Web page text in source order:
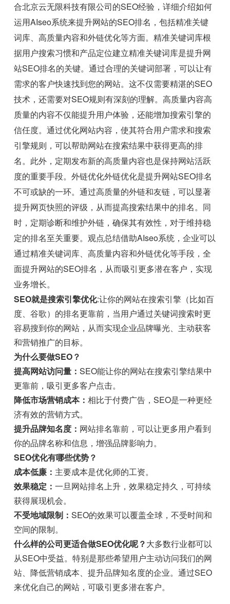
合北京云无限科技有限公司的SEO经验，详细介绍如何
运用AIseo系统来提升网站的SEO排名，包括精准关键
词库、高质量内容和外链优化等方面。精准关键词库根
据用户搜索习惯和产品定位建立精准关键词库是提升网
站SEO排名的关键。通过合理的关键词部署，可以让有
需求的客户快速找到您的网站。这不仅需要精湛的SEO
技术，还需要对SEO规则有深刻的理解。高质量内容高
质量的内容不仅能提升用户体验，还能增加搜索引擎的
信任度。通过优化网站内容，使其符合用户需求和搜索
引擎规则，可以帮助网站在搜索结果中获得更高的排
名。此外，定期发布新的高质量内容也是保持网站活跃
度的重要手段。外链优化外链优化是提升网站SEO排名
不可或缺的一环。通过高质量的外链和友链，可以显著
提升网页快照的评级，从而提高搜索结果中的排名。同
时，定期诊断和维护外链，确保其有效性，对于维持稳
定的排名至关重要。观点总结借助AIseo系统，企业可以
通过精准关键词库、高质量内容和外链优化等手段，全
面提升网站的SEO排名，从而吸引更多潜在客户，实现
业务增长。
SEO就是搜索引擎优化:让你的网站在搜索引擎（比如百
度、谷歌）的排名更靠前，当用户通过关键词搜索时更
容易搜到你的网站，从而实现企业品牌曝光、主动获客
和营销推广的目标。
为什么要做SEO？
提高网站访问量：SEO能让你的网站在搜索引擎结果中
更靠前，吸引更多客户点击。
降低市场营销成本：相比于付费广告，SEO是一种更经
济有效的营销方式。
提升品牌知名度： 网站排名靠前，可以让更多用户看到
你的品牌名称和信息，增强品牌影响力。
SEO优化有哪些优势？
成本低廉： 主要成本是优化师的工资。
效果稳定：一旦网站排名上升，效果稳定持久，可持续
获得展现机会。
不受地域限制：SEO的效果可以覆盖全球，不受时间和
空间的限制。
什么样的公司更适合做SEO优化呢？大多数行业都可以
从SEO中受益。特别是那些希望用户主动访问我们的网
站、降低营销成本、提升品牌知名度的企业。通过SEO
来优化自己的网站，可吸引更多潜在客户。